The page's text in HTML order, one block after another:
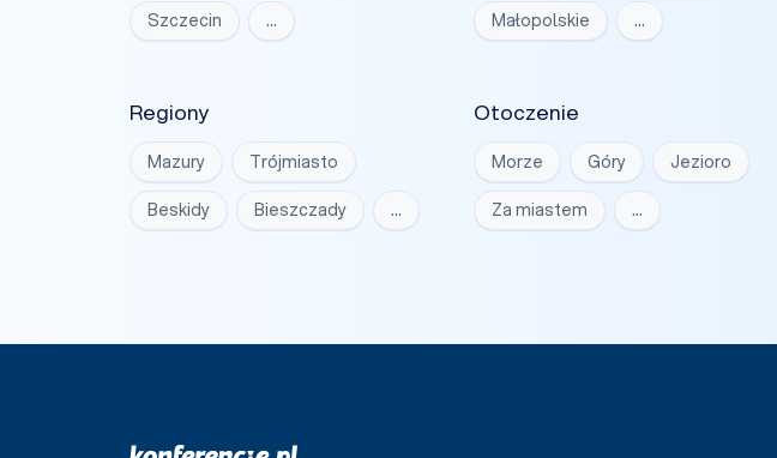
Szczecin … Małopolskie …
Regiony
Mazury Trójmiasto
Beskidy Bieszczady …
Otoczenie
Morze Góry Jezioro
Za miastem …